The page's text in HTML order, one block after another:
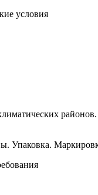
условия
районов.
Упаковка.